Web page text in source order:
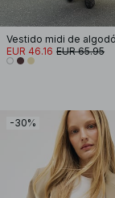
EUR 46.16 EUR 65.95
-30%